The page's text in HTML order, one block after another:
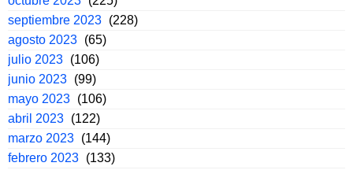
septiembre 2023 (228)
agosto 2023 (65)
julio 2023 (106)
junio 2023 (99)
mayo 2023 (106)
abril 2023 (122)
marzo 2023 (144)
febrero 2023 (133)